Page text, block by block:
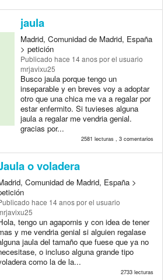
jaula
Madrid, Comunidad de Madrid, España
> petición
Publicado hace 14 anospor el usuario
mrjavixu25
Busco jaula porque tengo un
inseparable y en breves voy a adoptar
otro que una chica me va a regalar por
estar enfermito. Si tuvieses alguna
jaula a regalar me vendria genial.
gracias por...
2581 lecturas , 3 comentarios
o voladera
Comunidad de Madrid, España >
hace 14 anospor el usuario
tengo un agapornis y con idea de tener
y me vendria genial si alguien regalase
jaula del tamaño que fuese que ya no
o incluso alguna grande tipo
como la de la...
2733 lecturas